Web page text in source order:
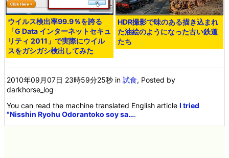
ウイルス検出率99.9％を誇る
「G Data インターネットセキュ
リティ 2011」で実際にウイル
スをガシガシ検出してみた
HDR撮影で味のある描き込まれ
た油絵のようになった古い鉄道
たち
2010年09月07日 23時59分25秒 in試食, Posted by
darkhorse_log
You can read the machine translated English articleI tried
"Nisshin Ryohu Odorantoko soy sa….